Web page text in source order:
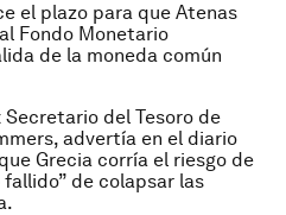
el plazo para que Atenas
Fondo Monetario
de la moneda común
del Tesoro de
advertía en el diario
que Grecia corría el riesgo de
de colapsar las